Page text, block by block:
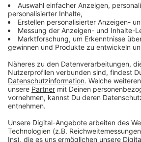
Wir benötigen
Zustimmung, um den
Video-Service zu
Wir verwenden einen
Drittanbieters, um
einzubetten. Dieser
Daten zu Ihren
Details durch und
Nutzung des Service zu,